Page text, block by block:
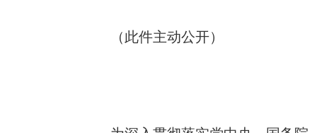
（此件主动公开）